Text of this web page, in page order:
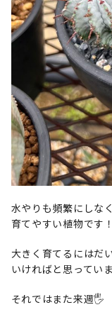
水やりも頻繁にしな
育てやすい植物です！
大きく育てるにはだ
いければと思ってい
それではまた来週🖐️